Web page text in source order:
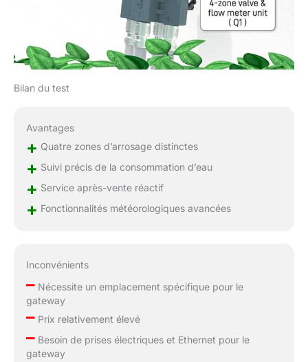
aérospatiale : Fibre
haut module avec
résistance semblable
au métal. 100 % sans
plomb et inoxydable.
fiable sans bande de
téflon. Pour une
durabilité maximale
du débit : Détection de
comportements
défaillances de vanne
Bilan du test
Avantages
+ Quatre zones d’arrosage distinctes
+ Suivi précis de la consommation d’eau
+ Service après-vente réactif
+ Fonctionnalités météorologiques avancées
Inconvénients
–Nécessite un emplacement spécifique pour le
gateway
–Prix relativement élevé
–Besoin de prises électriques et Ethernet pour le
gateway